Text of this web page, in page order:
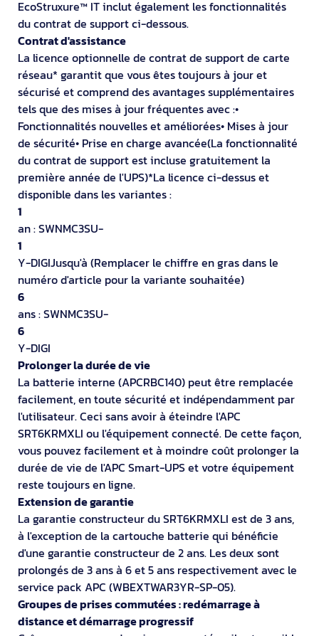
EcoStruxure™ IT inclut également les fonctionnalités
du contrat de support ci-dessous.
Contrat d'assistance
La licence optionnelle de contrat de support de carte
réseau* garantit que vous êtes toujours à jour et
sécurisé et comprend des avantages supplémentaires
tels que des mises à jour fréquentes avec :•
Fonctionnalités nouvelles et améliorées• Mises à jour
de sécurité• Prise en charge avancée(La fonctionnalité
du contrat de support est incluse gratuitement la
première année de l'UPS)*La licence ci-dessus et
disponible dans les variantes :
1
an : SWNMC3SU-
1
Y-DIGIJusqu'à (Remplacer le chiffre en gras dans le
numéro d'article pour la variante souhaitée)
6
ans : SWNMC3SU-
6
Y-DIGI
Prolonger la durée de vie
La batterie interne (APCRBC140) peut être remplacée
facilement, en toute sécurité et indépendamment par
l'utilisateur. Ceci sans avoir à éteindre l'APC
SRT6KRMXLI ou l'équipement connecté. De cette façon,
vous pouvez facilement et à moindre coût prolonger la
durée de vie de l'APC Smart-UPS et votre équipement
reste toujours en ligne.
Extension de garantie
La garantie constructeur du SRT6KRMXLI est de 3 ans,
à l'exception de la cartouche batterie qui bénéficie
d'une garantie constructeur de 2 ans. Les deux sont
prolongés de 3 ans à 6 et 5 ans respectivement avec le
service pack APC (WBEXTWAR3YR-SP-05).
Groupes de prises commutées : redémarrage à
distance et démarrage progressif